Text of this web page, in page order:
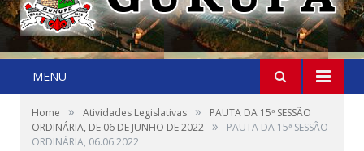
MENU
Home » Atividades Legislativas »
PAUTA DA 15ª SESSÃO
ORDINÁRIA, DE 06 DE JUNHO DE 2022 »
PAUTA DA 15ª SESSÃO
ORDINÁRIA, 06.06.2022